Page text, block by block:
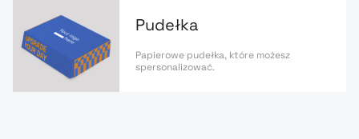
Pudełka
Papierowe pudełka, które możesz
spersonalizować.